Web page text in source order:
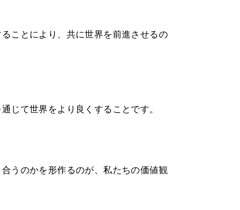
ことにより、共に世界を前進させるの
じて世界をより良くすることです。
うのかを形作るのが、私たちの価値観